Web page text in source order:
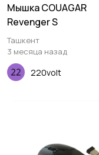
Мышка COUAGAR
Revenger S
Ташкент
3 месяца назад
220volt